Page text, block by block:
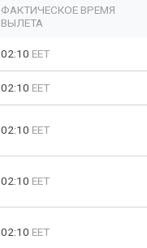
ФАКТИЧЕСКОЕ ВРЕМЯ
ВЫЛЕТА
02:10 EET
02:10 EET
02:10 EET
02:10 EET
02:10 EET